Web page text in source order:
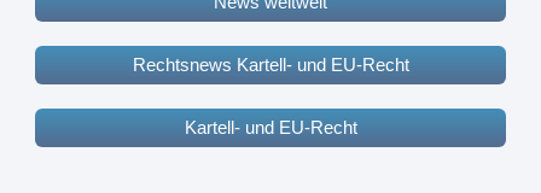
Rechtsnews Kartell- und EU-Recht
Kartell- und EU-Recht